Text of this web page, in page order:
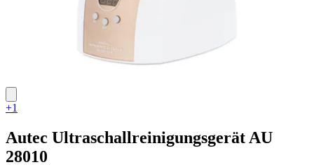
+1
Autec Ultraschallreinigungsgerät AU
28010